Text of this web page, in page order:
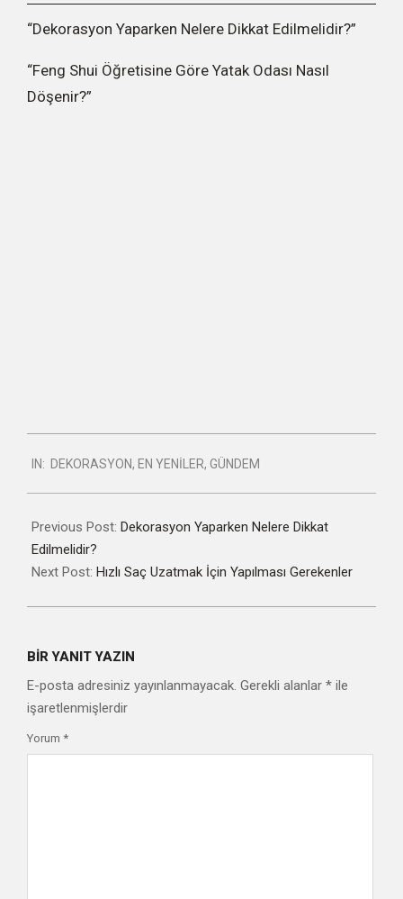
“Dekorasyon Yaparken Nelere Dikkat Edilmelidir?”
“Feng Shui Öğretisine Göre Yatak Odası Nasıl
Döşenir?”
03-
05
IN: DEKORASYON, EN YENILER, GÜNDEM
Previous Post: Dekorasyon Yaparken Nelere Dikkat
Edilmelidir?
Next Post: Hızlı Saç Uzatmak İçin Yapılması Gerekenler
BIR YANIT YAZIN
E-posta adresiniz yayınlanmayacak. Gerekli alanlar * ile
işaretlenmişlerdir
Yorum *